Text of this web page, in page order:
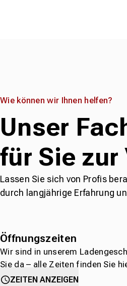
Wie können wir Ihnen helfen?
Unser
für Sie
Lassen Sie sich von Profis
durch langjährige Erfahrung
Öffnungszeiten
Wir sind in unserem
Sie da – alle Zeiten finden Sie
einen Blick.
ZEITEN ANZEIGEN